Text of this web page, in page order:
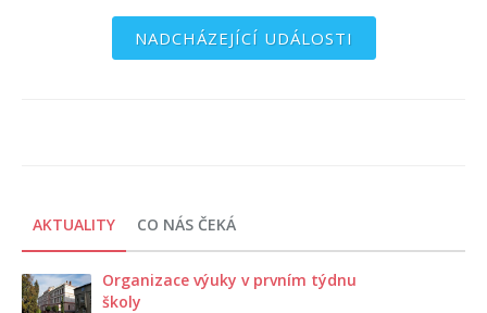
NADCHÁZEJÍCÍ UDÁLOSTI
AKTUALITY CO NÁS ČEKÁ
Organizace výuky v prvním týdnu
školy